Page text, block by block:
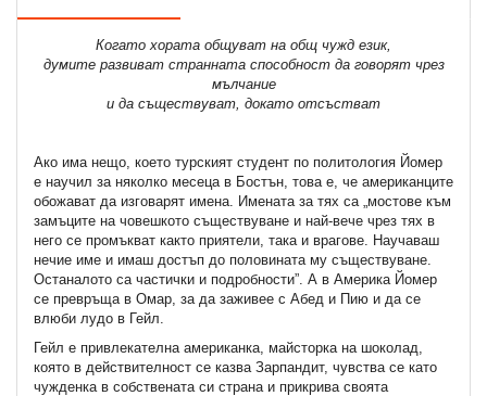
Когато хората общуват на общ чужд език,
думите развиват странната способност да говорят чрез
мълчание
и да съществуват, докато отсъстват
Ако има нещо, което турският студент по политология Йомер
е научил за няколко месеца в Бостън, това е, че американците
обожават да изговарят имена. Имената за тях са „мостове към
замъците на човешкото съществуване и най-вече чрез тях в
него се промъкват както приятели, така и врагове. Научаваш
нечие име и имаш достъп до половината му съществуване.
Останалото са частички и подробности”. А в Америка Йомер
се превръща в Омар, за да заживее с Абед и Пию и да се
влюби лудо в Гейл.
Гейл е привлекателна американка, майсторка на шоколад,
която в действителност се казва Зарпандит, чувства се като
чужденка в собствената си страна и прикрива своята